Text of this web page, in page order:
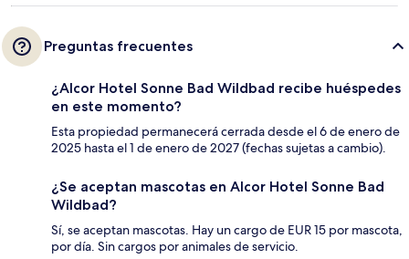
Preguntas frecuentes
¿Alcor Hotel Sonne Bad Wildbad recibe huéspedes
en este momento?
Esta propiedad permanecerá cerrada desde el 6 de enero de
2025 hasta el 1 de enero de 2027 (fechas sujetas a cambio).
¿Se aceptan mascotas en Alcor Hotel Sonne Bad
Wildbad?
Sí, se aceptan mascotas. Hay un cargo de EUR 15 por mascota,
por día. Sin cargos por animales de servicio.